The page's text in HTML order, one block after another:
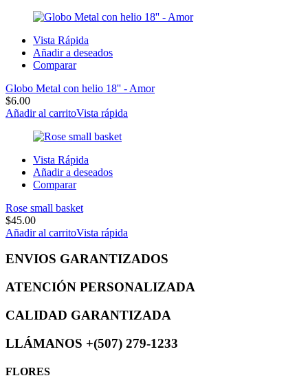
Vista Rápida
Añadir a deseados
Comparar
Globo Metal con helio 18'' - Amor
$6.00
Añadir al carritoVista rápida
Vista Rápida
Añadir a deseados
Comparar
Rose small basket
$45.00
Añadir al carritoVista rápida
ENVIOS GARANTIZADOS
ATENCIÓN PERSONALIZADA
CALIDAD GARANTIZADA
LLÁMANOS +(507) ️279-1233
FLORES